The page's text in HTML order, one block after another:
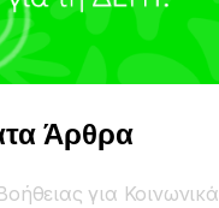
Άρθρα
για Κοινωνικά